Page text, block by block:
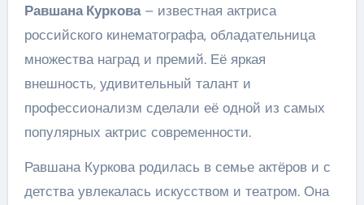
Равшана Куркова– известная актриса
российского кинематографа, обладательница
множества наград и премий. Её яркая
внешность, удивительный талант и
профессионализм сделали её одной из самых
популярных актрис современности.
Равшана Куркова родилась в семье актёров и с
детства увлекалась искусством и театром. Она